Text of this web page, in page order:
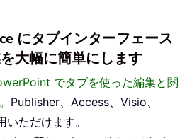
にタブインターフェース
大幅に簡単にします
でタブを使った編集と閲
Publisher、Access、Visio、
ただけます。